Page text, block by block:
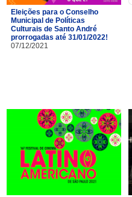
Eleições para o Conselho
Municipal de Políticas
Culturais de Santo André
prorrogadas até 31/01/2022!
07/12/2021